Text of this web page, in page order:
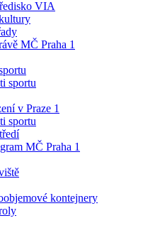
VIA
MČ Praha 1
sportu
v Praze 1
sportu
MČ Praha 1
kontejnery